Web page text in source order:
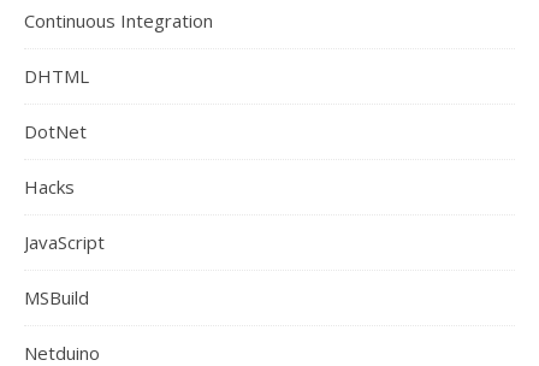
Continuous Integration
DHTML
DotNet
Hacks
JavaScript
MSBuild
Netduino